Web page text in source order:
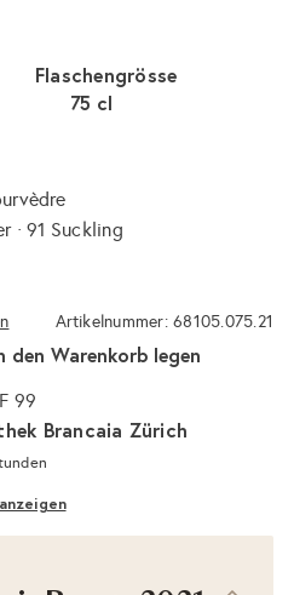
Flaschengrösse
75 cl
· 91 Suckling
Artikelnummer: 68105.075.21
den Warenkorb legen
99
Brancaia Zürich